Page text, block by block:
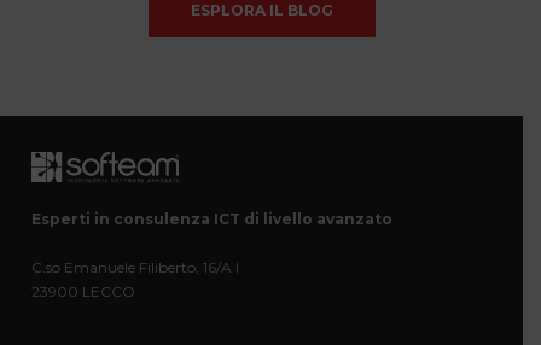
ESPLORA IL BLOG
Esperti in consulenza ICT di livello avanzato
C.so Emanuele Filiberto, 16/A I
23900 LECCO